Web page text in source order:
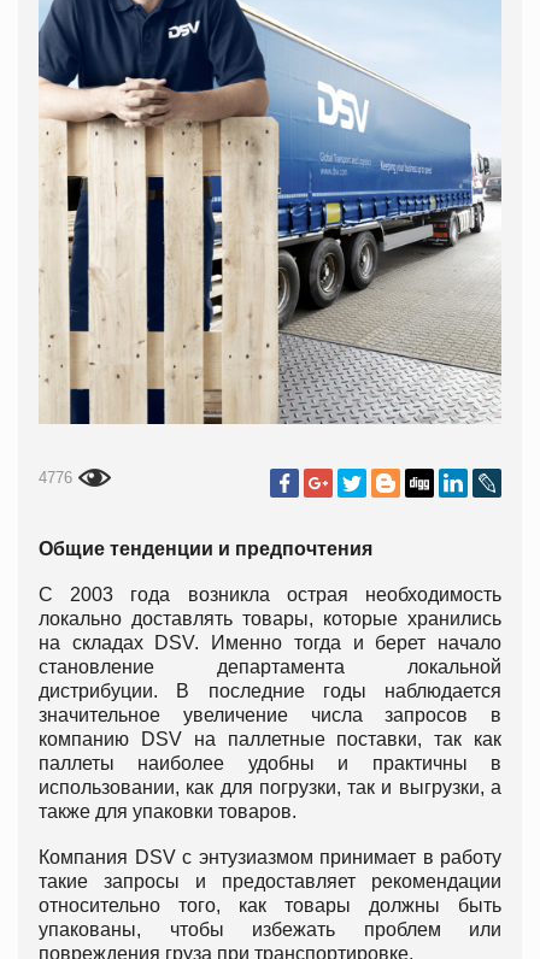
4776
Общие тенденции и предпочтения
С 2003 года возникла острая необходимость
локально доставлять товары, которые хранились
на складах DSV. Именно тогда и берет начало
становление департамента локальной
дистрибуции. В последние годы наблюдается
значительное увеличение числа запросов в
компанию DSV на паллетные поставки, так как
паллеты наиболее удобны и практичны в
использовании, как для погрузки, так и выгрузки, а
также для упаковки товаров.
Компания DSV с энтузиазмом принимает в работу
такие запросы и предоставляет рекомендации
относительно того, как товары должны быть
упакованы, чтобы избежать проблем или
повреждения груза при транспортировке.